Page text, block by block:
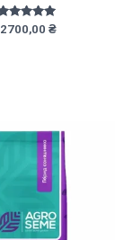
Оцінено в
5.00
2700,00 ₴